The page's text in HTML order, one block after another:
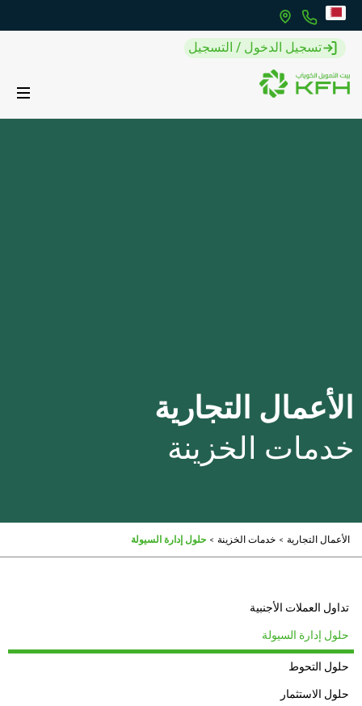
تسجيل الدخول / التسجيل
الأعمال التجارية
خدمات الخزينة
الأعمال التجارية > خدمات الخزينة > حلول إدارة السيولة
تداول العملات الأجنبية
حلول إدارة السيولة
حلول التحوط
حلول الاستثمار